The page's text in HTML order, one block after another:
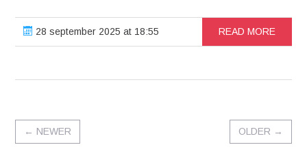
28 september 2025 at 18:55 READ MORE
← NEWER OLDER →